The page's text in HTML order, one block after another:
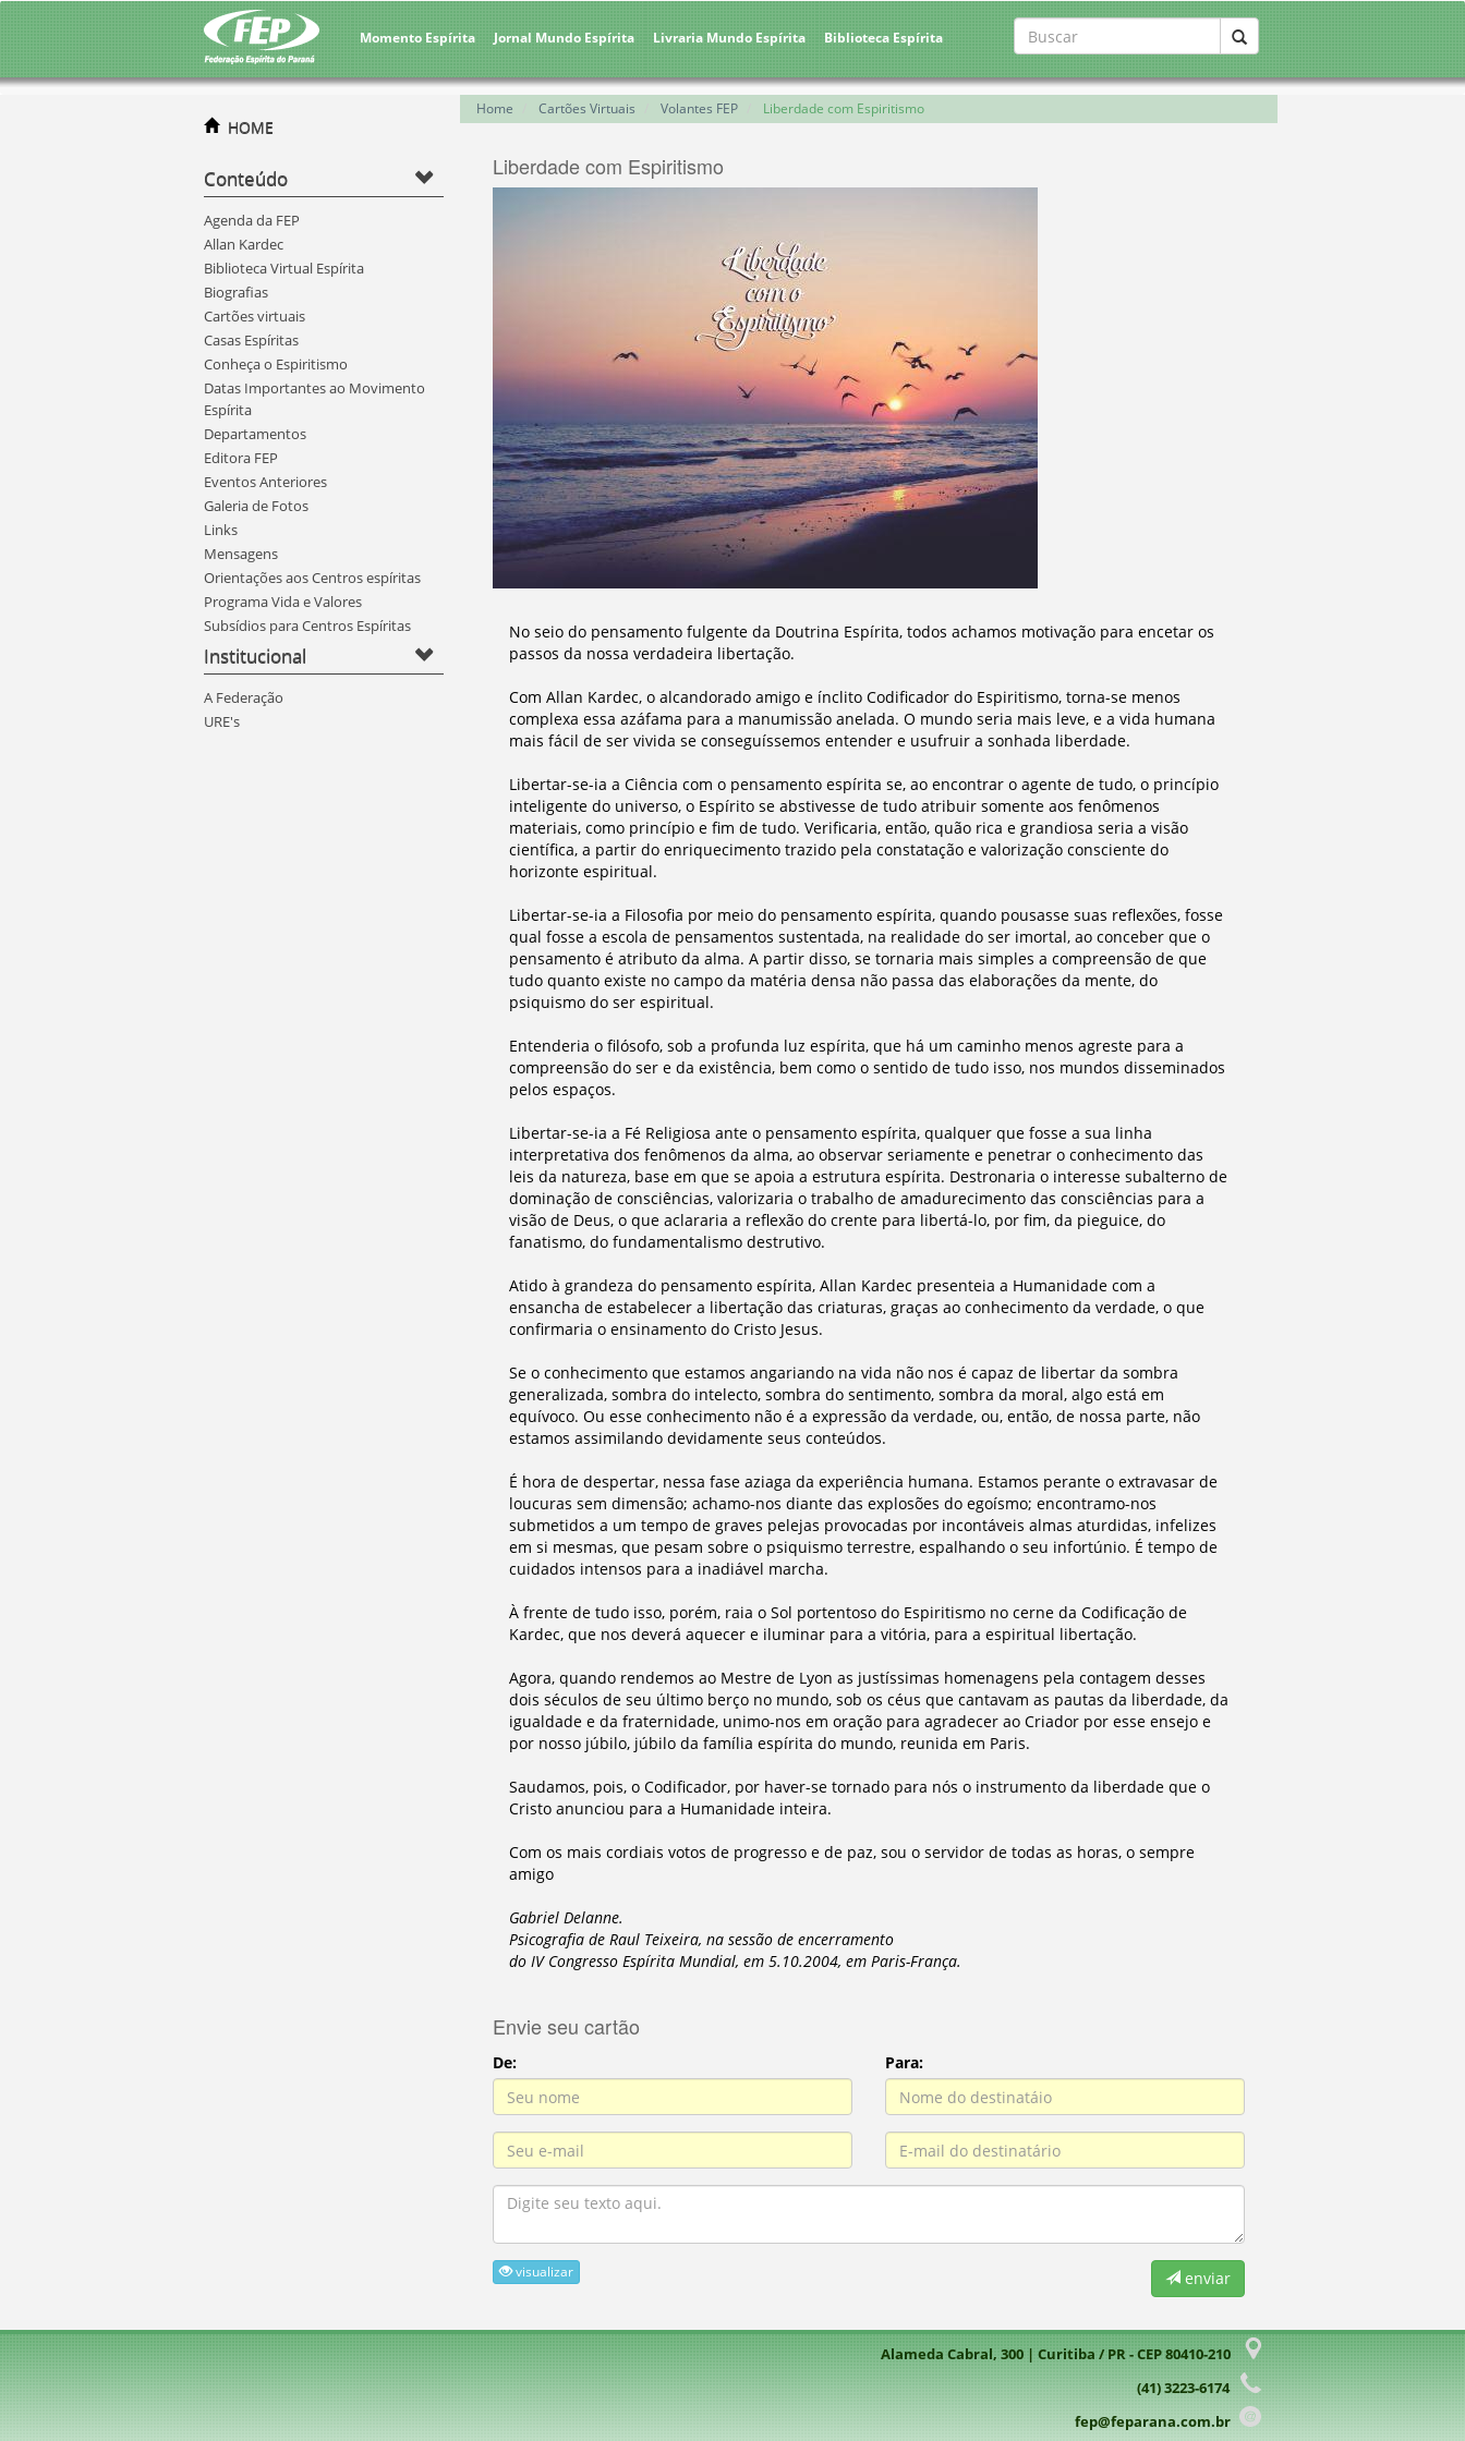
Momento Espírita Jornal Mundo Espírita Livraria Mundo Espírita Biblioteca Espírita
HOME
Conteúdo
Agenda da FEP
Allan Kardec
Biblioteca Virtual Espírita
Biografias
Cartões virtuais
Casas Espíritas
Conheça o Espiritismo
Datas Importantes ao Movimento
Espírita
Departamentos
Editora FEP
Eventos Anteriores
Galeria de Fotos
Links
Mensagens
Orientações aos Centros espíritas
Programa Vida e Valores
Subsídios para Centros Espíritas
Institucional
A Federação
URE's
Home Cartões Virtuais Volantes FEP Liberdade com Espiritismo
Liberdade com Espiritismo
No seio do pensamento fulgente da Doutrina Espírita, todos achamos motivação para encetar os
passos da nossa verdadeira libertação.
Com Allan Kardec, o alcandorado amigo e ínclito Codificador do Espiritismo, torna-se menos
complexa essa azáfama para a manumissão anelada. O mundo seria mais leve, e a vida humana
mais fácil de ser vivida se conseguíssemos entender e usufruir a sonhada liberdade.
Libertar-se-ia a Ciência com o pensamento espírita se, ao encontrar o agente de tudo, o princípio
inteligente do universo, o Espírito se abstivesse de tudo atribuir somente aos fenômenos
materiais, como princípio e fim de tudo. Verificaria, então, quão rica e grandiosa seria a visão
científica, a partir do enriquecimento trazido pela constatação e valorização consciente do
horizonte espiritual.
Libertar-se-ia a Filosofia por meio do pensamento espírita, quando pousasse suas reflexões, fosse
qual fosse a escola de pensamentos sustentada, na realidade do ser imortal, ao conceber que o
pensamento é atributo da alma. A partir disso, se tornaria mais simples a compreensão de que
tudo quanto existe no campo da matéria densa não passa das elaborações da mente, do
psiquismo do ser espiritual.
Entenderia o filósofo, sob a profunda luz espírita, que há um caminho menos agreste para a
compreensão do ser e da existência, bem como o sentido de tudo isso, nos mundos disseminados
pelos espaços.
Libertar-se-ia a Fé Religiosa ante o pensamento espírita, qualquer que fosse a sua linha
interpretativa dos fenômenos da alma, ao observar seriamente e penetrar o conhecimento das
leis da natureza, base em que se apoia a estrutura espírita. Destronaria o interesse subalterno de
dominação de consciências, valorizaria o trabalho de amadurecimento das consciências para a
visão de Deus, o que aclararia a reflexão do crente para libertá-lo, por fim, da pieguice, do
fanatismo, do fundamentalismo destrutivo.
Atido à grandeza do pensamento espírita, Allan Kardec presenteia a Humanidade com a
ensancha de estabelecer a libertação das criaturas, graças ao conhecimento da verdade, o que
confirmaria o ensinamento do Cristo Jesus.
Se o conhecimento que estamos angariando na vida não nos é capaz de libertar da sombra
generalizada, sombra do intelecto, sombra do sentimento, sombra da moral, algo está em
equívoco. Ou esse conhecimento não é a expressão da verdade, ou, então, de nossa parte, não
estamos assimilando devidamente seus conteúdos.
É hora de despertar, nessa fase aziaga da experiência humana. Estamos perante o extravasar de
loucuras sem dimensão; achamo-nos diante das explosões do egoísmo; encontramo-nos
submetidos a um tempo de graves pelejas provocadas por incontáveis almas aturdidas, infelizes
em si mesmas, que pesam sobre o psiquismo terrestre, espalhando o seu infortúnio. É tempo de
cuidados intensos para a inadiável marcha.
À frente de tudo isso, porém, raia o Sol portentoso do Espiritismo no cerne da Codificação de
Kardec, que nos deverá aquecer e iluminar para a vitória, para a espiritual libertação.
Agora, quando rendemos ao Mestre de Lyon as justíssimas homenagens pela contagem desses
dois séculos de seu último berço no mundo, sob os céus que cantavam as pautas da liberdade, da
igualdade e da fraternidade, unimo-nos em oração para agradecer ao Criador por esse ensejo e
por nosso júbilo, júbilo da família espírita do mundo, reunida em Paris.
Saudamos, pois, o Codificador, por haver-se tornado para nós o instrumento da liberdade que o
Cristo anunciou para a Humanidade inteira.
Com os mais cordiais votos de progresso e de paz, sou o servidor de todas as horas, o sempre
amigo
Gabriel Delanne.
Psicografia de Raul Teixeira, na sessão de encerramento
do IV Congresso Espírita Mundial, em 5.10.2004, em Paris-França.
Envie seu cartão
De: Para:
enviar
visualizar
Alameda Cabral, 300 | Curitiba / PR - CEP 80410-210
(41) 3223-6174
fep@feparana.com.br